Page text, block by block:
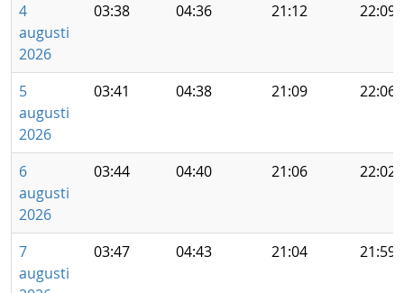
4
augusti
2026
03:38 04:36 21:12 22:09
5
augusti
2026
03:41 04:38 21:09 22:06
6
augusti
2026
03:44 04:40 21:06 22:02
7
augusti
03:47 04:43 21:04 21:59